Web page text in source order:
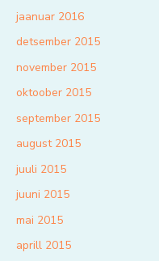
jaanuar 2016
detsember 2015
november 2015
oktoober 2015
september 2015
august 2015
juuli 2015
juuni 2015
mai 2015
aprill 2015